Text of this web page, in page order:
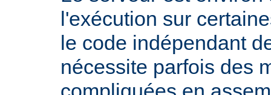
l'exécution sur
le code indépendant
nécessite parfois des